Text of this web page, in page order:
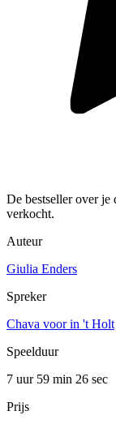
De bestseller over je
verkocht.
Auteur
Giulia Enders
Spreker
Chava voor in 't Holt
Speelduur
7 uur 59 min 26 sec
Prijs